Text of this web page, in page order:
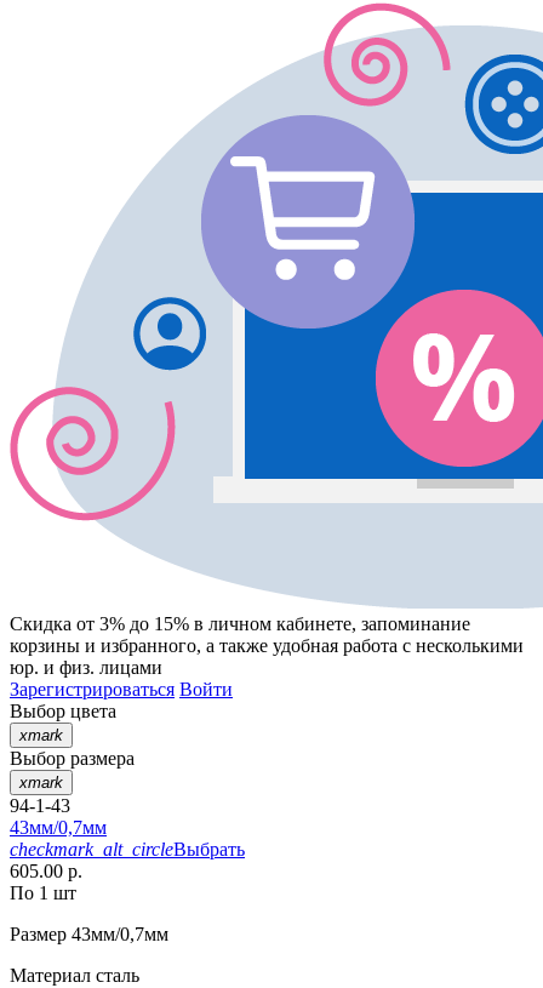
Скидка от 3% до 15% в личном кабинете, запоминание
корзины и избранного, а также удобная работа с несколькими
юр. и физ. лицами
Зарегистрироваться Войти
Выбор цвета
xmark
Выбор размера
xmark
94-1-43
43мм/0,7мм
checkmark_alt_circleВыбрать
605.00 р.
По 1 шт
Размер 43мм/0,7мм
Материал сталь